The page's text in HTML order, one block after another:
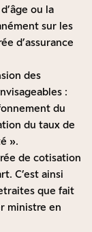
ou la
sur les
d’assurance
des
:
du
du taux de
».
de cotisation
C’est ainsi
que fait
ministre en